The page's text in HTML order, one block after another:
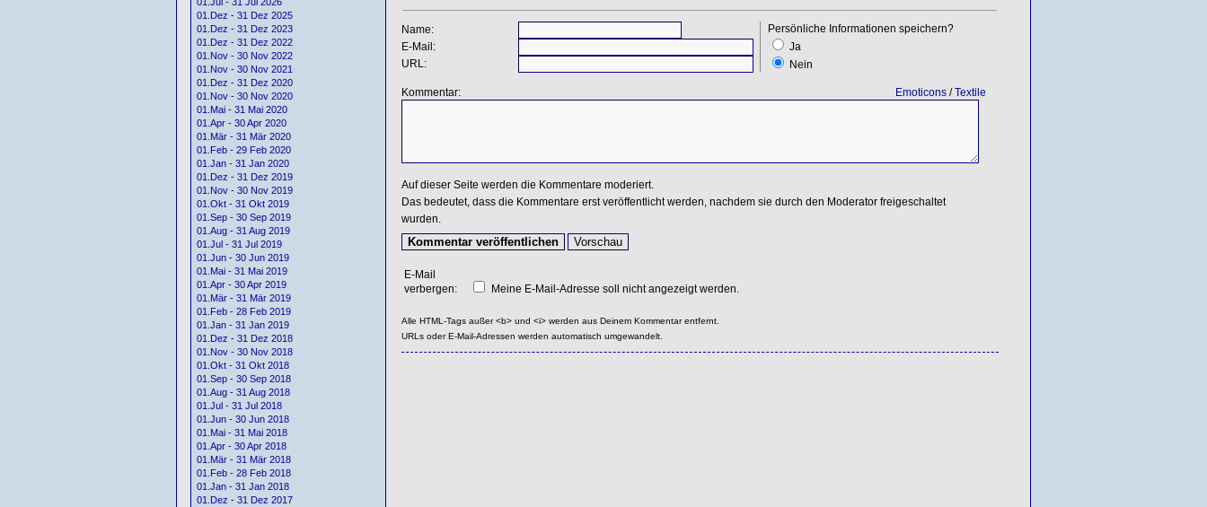
01.Dez - 31 Dez 2025
01.Dez - 31 Dez 2023
01.Dez - 31 Dez 2022
01.Nov - 30 Nov 2022
01.Nov - 30 Nov 2021
01.Dez - 31 Dez 2020
01.Nov - 30 Nov 2020
01.Mai - 31 Mai 2020
01.Apr - 30 Apr 2020
01.Mär - 31 Mär 2020
01.Feb - 29 Feb 2020
01.Jan - 31 Jan 2020
01.Dez - 31 Dez 2019
01.Nov - 30 Nov 2019
01.Okt - 31 Okt 2019
01.Sep - 30 Sep 2019
01.Aug - 31 Aug 2019
01.Jul - 31 Jul 2019
01.Jun - 30 Jun 2019
01.Mai - 31 Mai 2019
01.Apr - 30 Apr 2019
01.Mär - 31 Mär 2019
01.Feb - 28 Feb 2019
01.Jan - 31 Jan 2019
01.Dez - 31 Dez 2018
01.Nov - 30 Nov 2018
01.Okt - 31 Okt 2018
01.Sep - 30 Sep 2018
01.Aug - 31 Aug 2018
01.Jul - 31 Jul 2018
01.Jun - 30 Jun 2018
01.Mai - 31 Mai 2018
01.Apr - 30 Apr 2018
01.Mär - 31 Mär 2018
01.Feb - 28 Feb 2018
01.Jan - 31 Jan 2018
01.Dez - 31 Dez 2017
Name:
Persönliche Informationen speichern?
Ja
Nein
E-Mail:
URL:
Kommentar: Emoticons/Textile
Auf dieser Seite werden die Kommentare moderiert.
Das bedeutet, dass die Kommentare erst veröffentlicht werden, nachdem sie durch den Moderator freigeschaltet
wurden.
E-Mail
verbergen:
Meine E-Mail-Adresse soll nicht angezeigt werden.
Alle HTML-Tags außer <b> und <i> werden aus Deinem Kommentar entfernt.
URLs oder E-Mail-Adressen werden automatisch umgewandelt.